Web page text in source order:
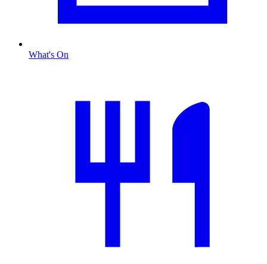
What's On